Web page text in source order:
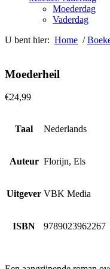
Moederdag
Vaderdag
U bent hier: Home /
Moederheil
€24,99
Taal Nederlands
Auteur Florijn, Els
Uitgever VBK Media
ISBN 9789023962267